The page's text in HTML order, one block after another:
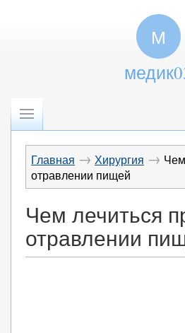
М
Главная → Хирургия →
отравлении пищей
Чем лечиться
отравлении